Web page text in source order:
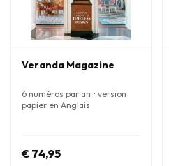
Veranda Magazine
6 numéros par an • version
papier en Anglais
€ 74,95